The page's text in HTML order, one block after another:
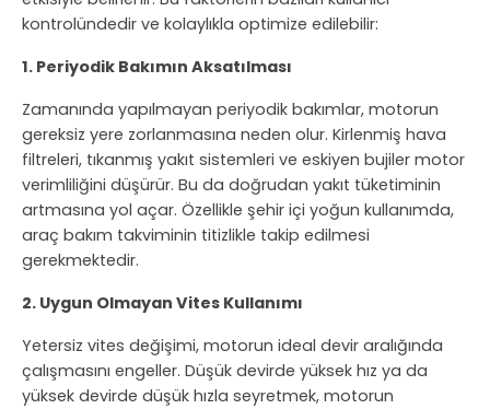
kontrolündedir ve kolaylıkla optimize edilebilir:
1. Periyodik Bakımın Aksatılması
Zamanında yapılmayan periyodik bakımlar, motorun
gereksiz yere zorlanmasına neden olur. Kirlenmiş hava
filtreleri, tıkanmış yakıt sistemleri ve eskiyen bujiler motor
verimliliğini düşürür. Bu da doğrudan yakıt tüketiminin
artmasına yol açar. Özellikle şehir içi yoğun kullanımda,
araç bakım takviminin titizlikle takip edilmesi
gerekmektedir.
2. Uygun Olmayan Vites Kullanımı
Yetersiz vites değişimi, motorun ideal devir aralığında
çalışmasını engeller. Düşük devirde yüksek hız ya da
yüksek devirde düşük hızla seyretmek, motorun